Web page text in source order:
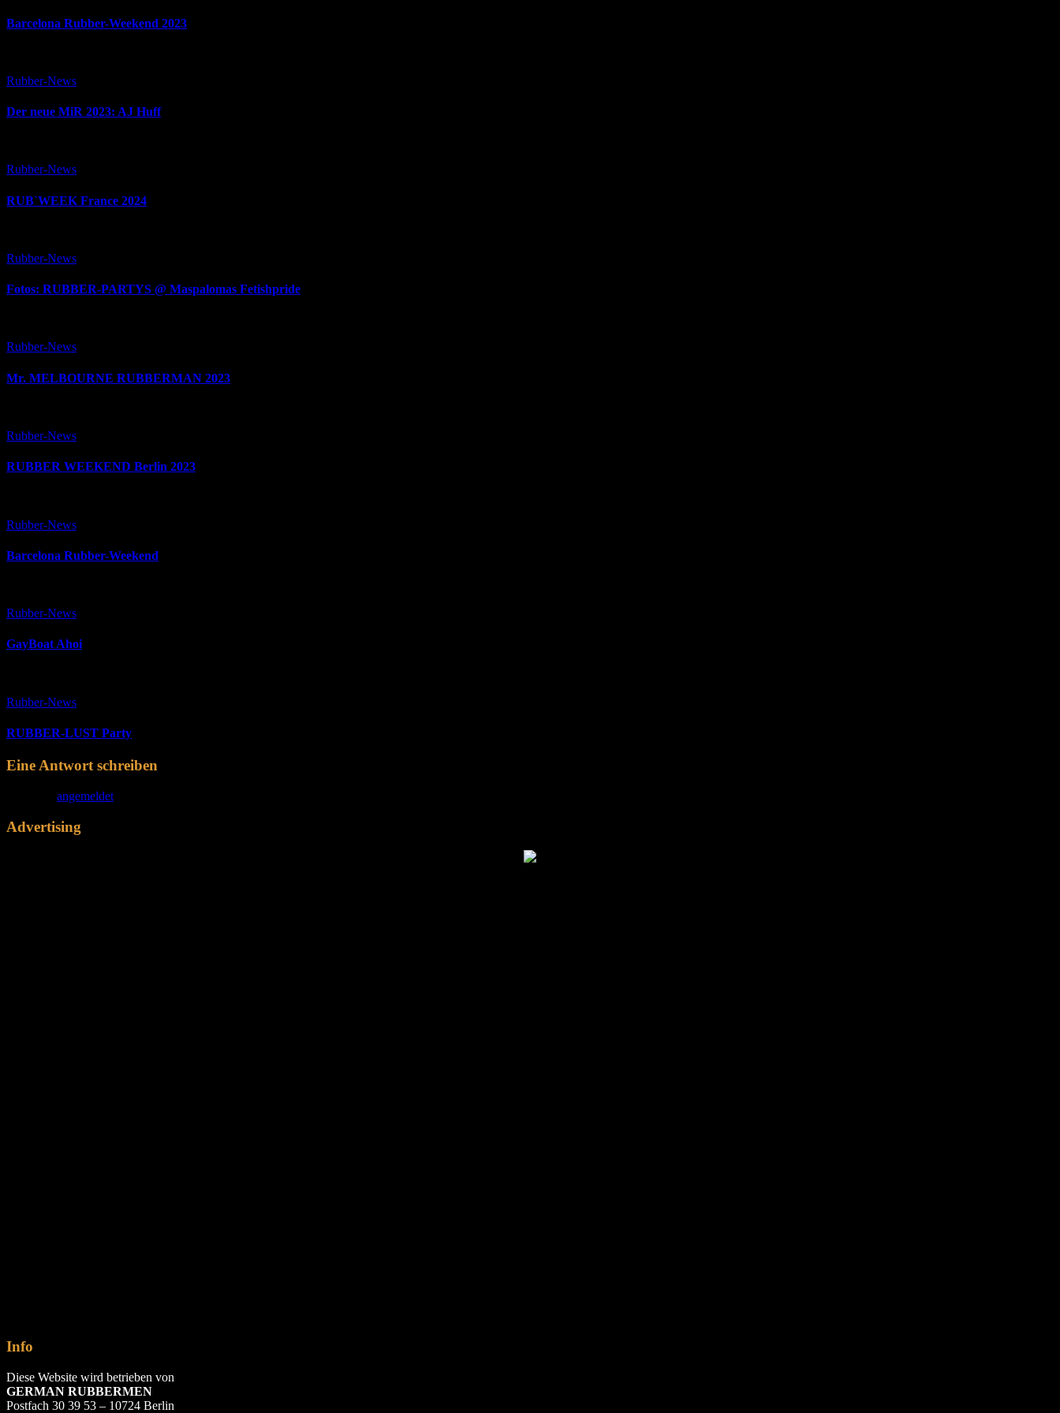
Barcelona Rubber-Weekend 2023
Rubber-News
Der neue MiR 2023: AJ Huff
Rubber-News
RUB`WEEK France 2024
Rubber-News
Fotos: RUBBER-PARTYS @ Maspalomas Fetishpride
Rubber-News
Mr. MELBOURNE RUBBERMAN 2023
Rubber-News
RUBBER WEEKEND Berlin 2023
Rubber-News
Barcelona Rubber-Weekend
Rubber-News
GayBoat Ahoi
Rubber-News
RUBBER-LUST Party
Eine Antwort schreiben
angemeldet
Advertising
Info
Diese Website wird betrieben von
GERMAN RUBBERMEN
Postfach 30 39 53 – 10724 Berlin